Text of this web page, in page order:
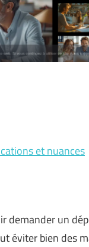
et nuances
demander un
éviter bien des